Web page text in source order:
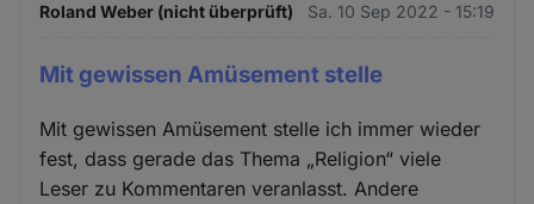
Roland Weber (nicht überprüft) Sa. 10 Sep 2022 - 15:19
Mit gewissen Amüsement stelle
Mit gewissen Amüsement stelle ich immer wieder
fest, dass gerade das Thema „Religion“ viele
Leser zu Kommentaren veranlasst. Andere